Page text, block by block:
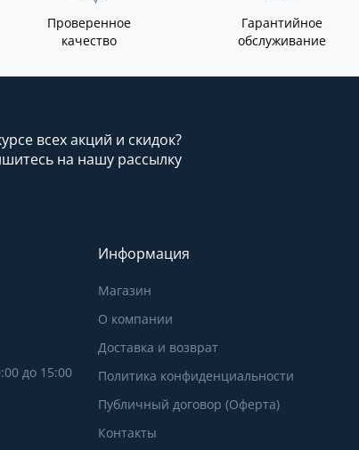
Проверенное
качество
Гарантийное
обслуживание
всех акций и скидок?
на нашу рассылку
до 15:00
Информация
Магазин
О компании
Доставка и возврат
Политика конфиденциальности
Публичный договор (Оферта)
Контакты